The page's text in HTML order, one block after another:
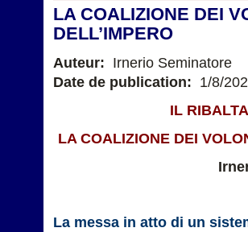
LA COALIZIONE DEI
DELL’IMPERO
Auteur: Irnerio Seminatore
Date de publication: 1/8/
IL
LA COALIZIONE DEI
La messa in atto di un